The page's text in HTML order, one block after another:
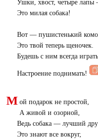
Ушки, хвост, четыре
Это милая собака!
Вот — пушистенький
Это твой теперь щеночек.
Будешь с ним всегда
Настроение поднимать!
М ой подарок не простой,
А живой и озорной,
Ведь собака — лучший
Это знают все вокруг,